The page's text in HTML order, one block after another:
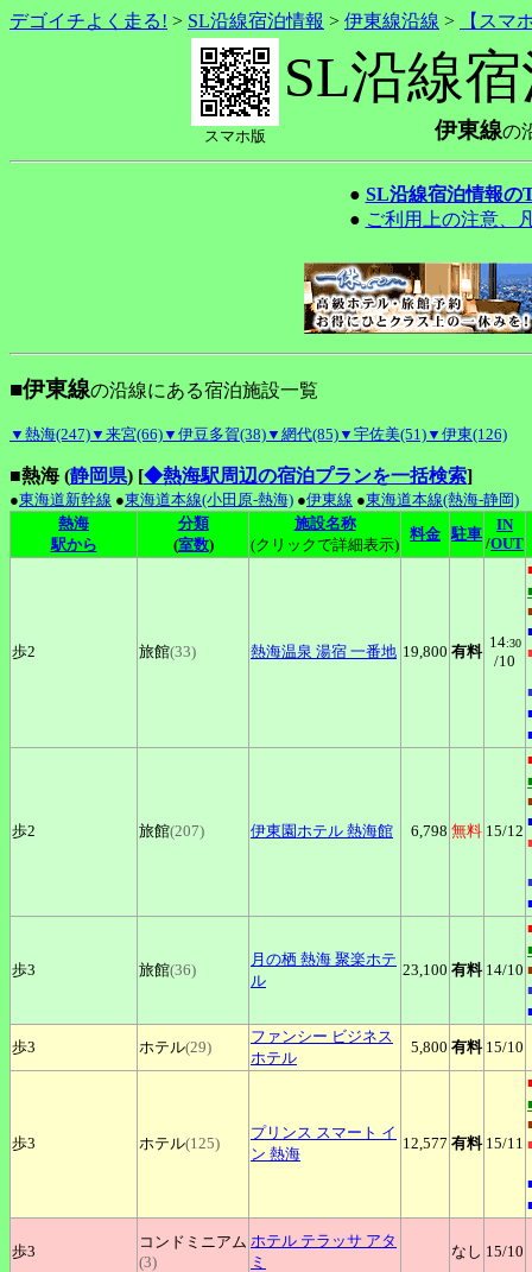
デゴイチよく走る! > SL沿線宿泊情報 > 伊東線沿線 > 【スマ
スマホ版
SL沿線
伊東線の
● SL沿線宿泊情報の
● ご利用上の注意、
■伊東線の沿線にある宿泊施設一覧
▼熱海(247)▼来宮(66)▼伊豆多賀(38)▼網代(85)▼宇佐美(51)▼伊東(126)
■熱海 (静岡県) [◆熱海駅周辺の宿泊プランを一括検索]
●東海道新幹線 ●東海道本線(小田原-熱海) ●伊東線 ●東海道本線(熱海-静岡)
熱海
駅から
分類
(室数)
施設名称
(クリックで詳細表示)
料金 駐車
IN
/OUT
歩2 旅館(33) 熱海温泉 湯宿 一番地 19,800 有料
14:30
/10
歩2 旅館(207) 伊東園ホテル 熱海館 6,798 無料 15/12
歩3 旅館(36)
月の栖 熱海 聚楽ホテ
ル
23,100 有料 14/10
歩3
ホテル(29)
ファンシー ビジネス
ホテル
5,800 有料 15/10
歩3 ホテル(125)
プリンス スマート イ
ン 熱海
12,577 有料 15/11
歩3
コンドミニアム
(3)
ホテル テラッサ アタ
ミ
なし 15/10